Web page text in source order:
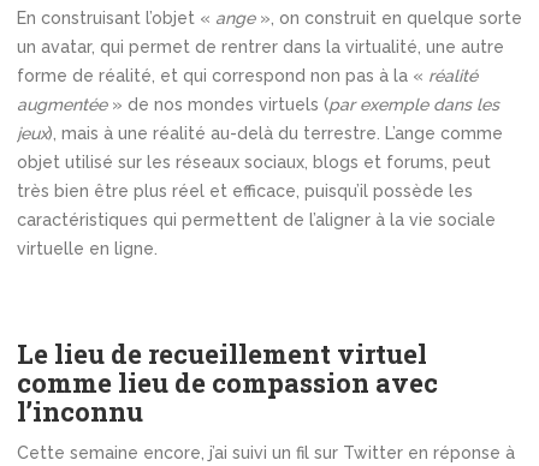
En construisant l’objet « ange», on construit en quelque sorte
un avatar, qui permet de rentrer dans la virtualité, une autre
forme de réalité, et qui correspond non pas à la « réalité
augmentée» de nos mondes virtuels (par exemple dans les
jeux), mais à une réalité au-delà du terrestre. L’ange comme
objet utilisé sur les réseaux sociaux, blogs et forums, peut
très bien être plus réel et efficace, puisqu’il possède les
caractéristiques qui permettent de l’aligner à la vie sociale
virtuelle en ligne.
Le lieu de recueillement virtuel
comme lieu de compassion avec
l’inconnu
Cette semaine encore, j’ai suivi un fil sur Twitter en réponse à